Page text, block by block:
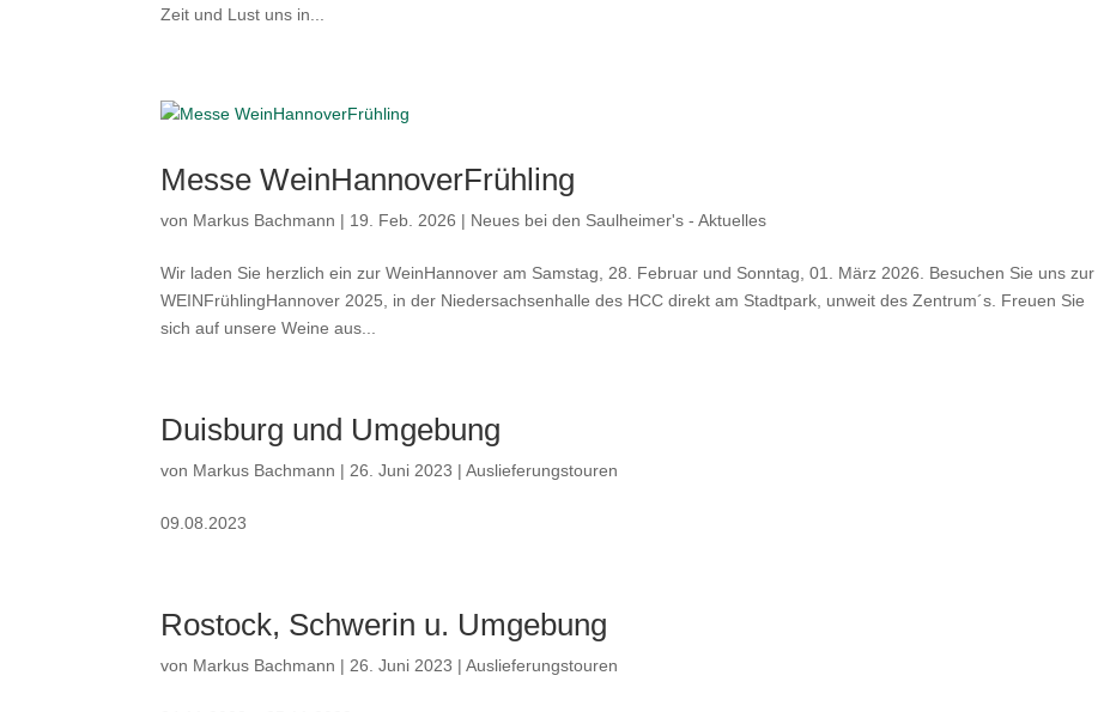
Zeit und Lust uns in...
Messe WeinHannoverFrühling
von Markus Bachmann | 19. Feb. 2026 | Neues bei den Saulheimer's - Aktuelles
Wir laden Sie herzlich ein zur WeinHannover am Samstag, 28. Februar und Sonntag, 01. März 2026. Besuchen Sie uns zur
WEINFrühlingHannover 2025, in der Niedersachsenhalle des HCC direkt am Stadtpark, unweit des Zentrum´s. Freuen Sie
sich auf unsere Weine aus...
Duisburg und Umgebung
von Markus Bachmann | 26. Juni 2023 |Auslieferungstouren
09.08.2023
Rostock, Schwerin u. Umgebung
von Markus Bachmann | 26. Juni 2023 |Auslieferungstouren